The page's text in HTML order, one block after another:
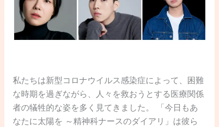
私たちは新型コロナウイルス感染症によって、困難
な時期を過ぎながら、人々を救おうとする医療関係
者の犠牲的な姿を多く見てきました。 「今日もあ
なたに太陽を ～精神科ナースのダイアリ」は彼ら